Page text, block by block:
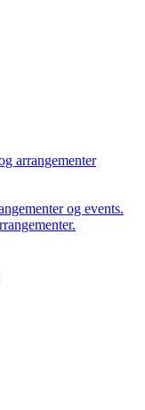
arrangementer
og events.